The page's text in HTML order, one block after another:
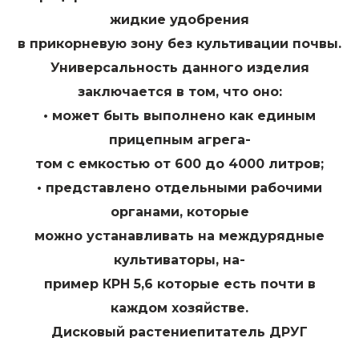
жидкие удобрения
в прикорневую зону без культивации почвы.
Универсальность данного изделия
заключается в том, что оно:
• может быть выполнено как единым
прицепным агрега-
том с емкостью от 600 до 4000 литров;
• представлено отдельными рабочими
органами, которые
можно устанавливать на междурядные
культиваторы, на-
пример КРН 5,6 которые есть почти в
каждом хозяйстве.
Дисковый растениепитатель ДРУГ